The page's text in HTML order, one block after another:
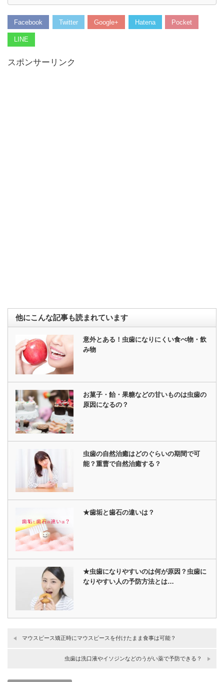
Facebook Twitter Google+ Hatena Pocket
LINE
スポンサーリンク
他にこんな記事も読まれています
意外とある！虫歯になりにくい食べ物・飲
み物
お菓子・飴・果糖などの甘いものは虫歯の
原因になるの？
虫歯の自然治癒はどのぐらいの期間で可
能？重曹で自然治癒する？
★歯垢と歯石の違いは？
★虫歯になりやすいのは何が原因？虫歯に
なりやすい人の予防方法とは…
マウスピース矯正時にマウスピースを付けたまま食事は可能？
虫歯は洗口液やイソジンなどのうがい薬で予防できる？